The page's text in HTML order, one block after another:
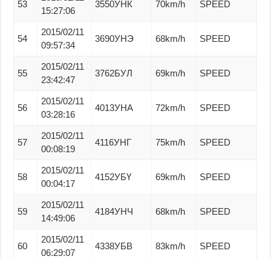
53
15:27:06
3550УНК 70km/h SPEED
54
2015/02/11
09:57:34
3690УНЭ 68km/h SPEED
55
2015/02/11
23:42:47
3762БУЛ 69km/h SPEED
56
2015/02/11
03:28:16
4013УНА 72km/h SPEED
57
2015/02/11
00:08:19
4116УНГ 75km/h SPEED
58
2015/02/11
00:04:17
4152УБҮ 69km/h SPEED
59
2015/02/11
14:49:06
4184УНЧ 68km/h SPEED
60
2015/02/11
06:29:07
4338УБВ 83km/h SPEED